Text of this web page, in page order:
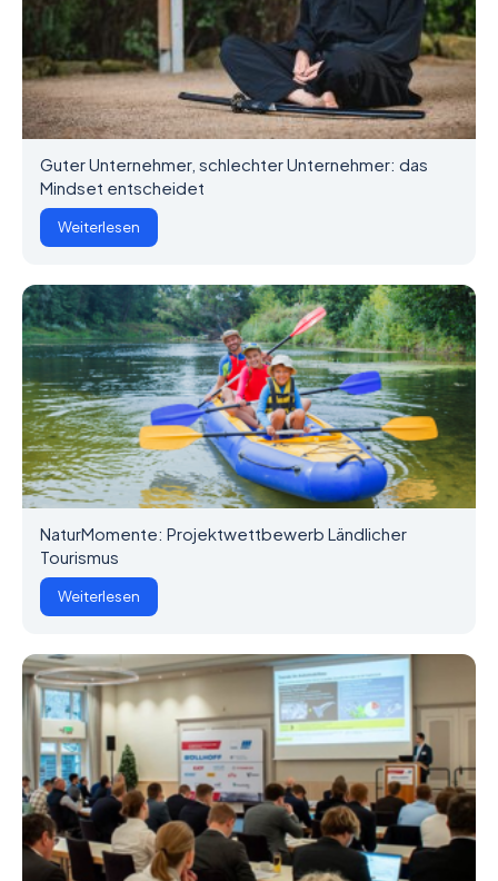
Guter Unternehmer, schlechter Unternehmer: das
Mindset entscheidet
Weiterlesen
NaturMomente: Projektwettbewerb Ländlicher
Tourismus
Weiterlesen